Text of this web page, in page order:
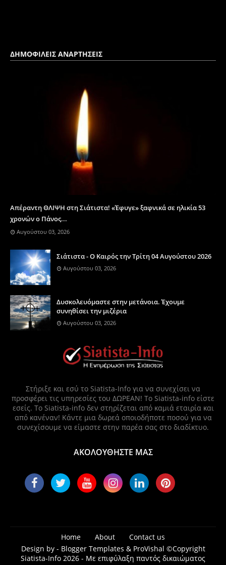
ΔΗΜΟΦΙΛΕΙΣ ΑΝΑΡΤΗΣΕΙΣ
Απέραντη ΘΛΙΨΗ στη Σιάτιστα! «Έφυγε» ξαφνικά σε ηλικία 53
χρονών ο Πάνος...
Αυγούστου 03, 2026
Σιάτιστα - Ο Καιρός την Τρίτη 04 Αυγούστου 2026
Αυγούστου 03, 2026
Δυσκολευόμαστε στην μετάνοια. Έχουμε
συνηθίσει την μιζέρια
Αυγούστου 03, 2026
Στήριξε και εσύ το Siatista-Info για να συνεχίσει να
προσφέρει τις υπηρεσίες του ΔΩΡΕΑΝ! Το Siatista-info είστε
εσείς. Το Siatista-info δεν στηρίζεται από καμιά εταιρία και
από κανέναν! Κάντε μια δωρεά οποιοδήποτε ποσού για να
συνεχίσουμε να είμαστε στην παρέα σας στο διαδίκτυο.
ΑΚΟΛΟΥΘΗΣΤΕ ΜΑΣ
Home About
Contact us
Design by - Blogger Templates & ProVishal ©Copyright
Siatista-Info 2026 - Με επιφύλαξη παντός δικαιώματος